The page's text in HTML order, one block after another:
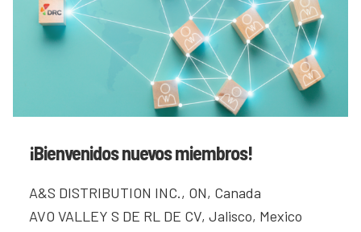
¡Bienvenidos nuevos miembros!
A&S DISTRIBUTION INC., ON, Canada
AVO VALLEY S DE RL DE CV, Jalisco, Mexico